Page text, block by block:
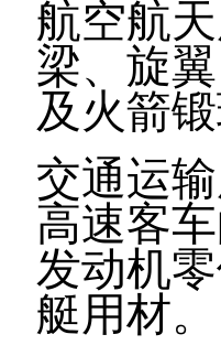
航空航
梁、旋
及火箭
交通运
高速客
发动机
艇用材。